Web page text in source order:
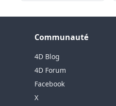
Communauté
4D Blog
4D Forum
Facebook
X